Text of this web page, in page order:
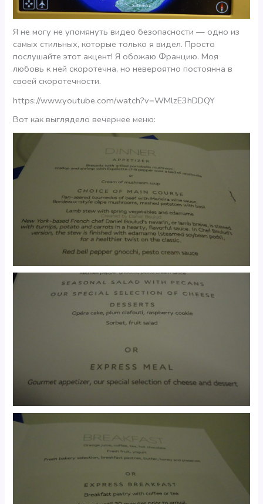
Я не могу не упомянуть видео безопасности — одно из
самых стильных, которые только я видел. Просто
послушайте этот акцент! Я обожаю Францию. Моя
любовь к ней скоротечна, но невероятно постоянна в
своей скоротечности.
https://www.youtube.com/watch?v=WMlzE3hDDQY
Вот как выглядело вечернее меню: